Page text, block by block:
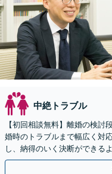
中絶トラブル
【初回相談無料】離婚の検討
婚時のトラブルまで幅広く対
し、納得のいく決断ができる
分】【当日・休日・夜間相談